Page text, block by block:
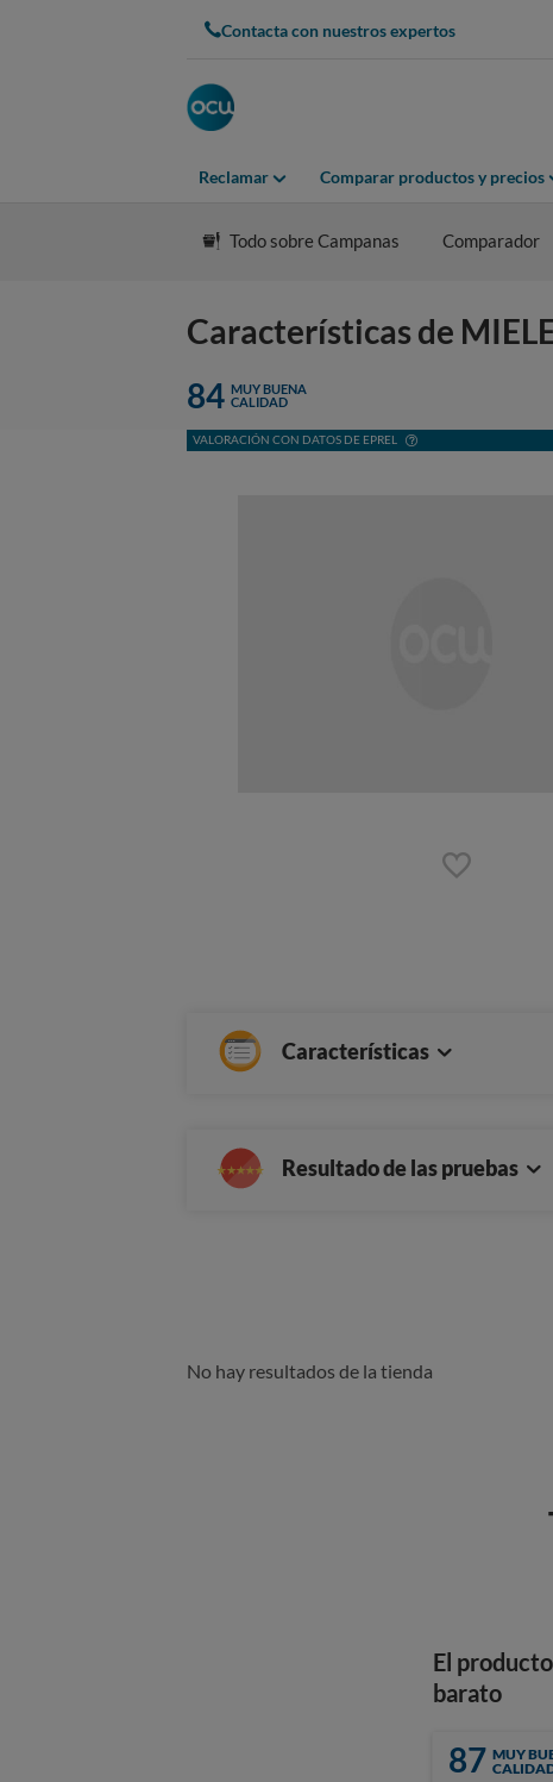
Contacta con nuestros expertos
Reclamar Comparar productos y precios
Todo sobre Campanas Comparador
Características de
84 MUY BUENA
CALIDAD
VALORACIÓN CON DATOS DE EPREL
Características
Resultado de las pruebas
No hay resultados de la tienda
El
barato
87 MUY